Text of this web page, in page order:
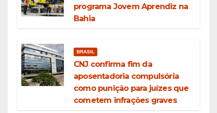
programa Jovem Aprendiz na
Bahia
BRASIL
CNJ confirma fim da
aposentadoria compulsória
como punição para juízes que
cometem infrações graves